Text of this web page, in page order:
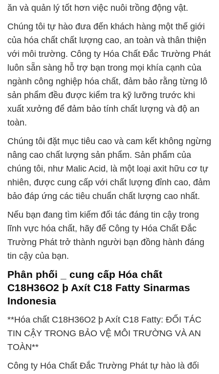
ăn và quản lý tốt hơn việc nuôi trồng động vật.
Chúng tôi tự hào đưa đến khách hàng một thế giới
của hóa chất chất lượng cao, an toàn và thân thiện
với môi trường. Công ty Hóa Chất Đắc Trường Phát
luôn sẵn sàng hỗ trợ bạn trong mọi khía cạnh của
ngành công nghiệp hóa chất, đảm bảo rằng từng lô
sản phẩm đều được kiểm tra kỹ lưỡng trước khi
xuất xưởng để đảm bảo tính chất lượng và độ an
toàn.
Chúng tôi đặt mục tiêu cao và cam kết không ngừng
nâng cao chất lượng sản phẩm. Sản phẩm của
chúng tôi, như Malic Acid, là một loại axit hữu cơ tự
nhiên, được cung cấp với chất lượng đỉnh cao, đảm
bảo đáp ứng các tiêu chuẩn chất lượng cao nhất.
Nếu bạn đang tìm kiếm đối tác đáng tin cậy trong
lĩnh vực hóa chất, hãy để Công ty Hóa Chất Đắc
Trường Phát trở thành người bạn đồng hành đáng
tin cậy của bạn.
Phân phối _ cung cấp Hóa chất
C18H36O2 þ Axít C18 Fatty Sinarmas
Indonesia
**Hóa chất C18H36O2 þ Axít C18 Fatty: ĐỐI TÁC
TIN CẬY TRONG BẢO VỆ MÔI TRƯỜNG VÀ AN
TOÀN**
Công ty Hóa Chất Đắc Trường Phát tự hào là đối